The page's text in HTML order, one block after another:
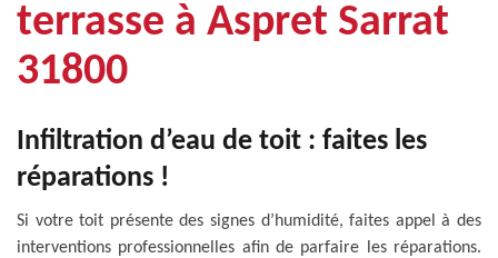
terrasse à Aspret Sarrat
31800
Infiltration d’eau de toit : faites les
réparations !
Si votre toit présente des signes d’humidité, faites appel à des
interventions professionnelles afin de parfaire les réparations.